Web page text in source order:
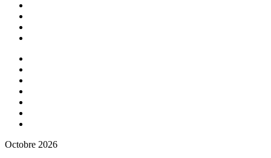
Octobre 2026